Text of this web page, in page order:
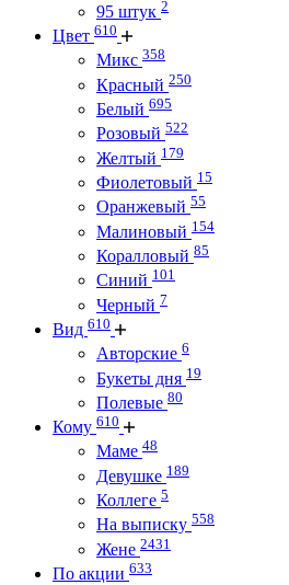
95 штук 2
Цвет 610
Микс 358
Красный 250
Белый 695
Розовый 522
Желтый 179
Фиолетовый 15
Оранжевый 55
Малиновый 154
Коралловый 85
Синий 101
Черный 7
Вид 610
Авторские 6
Букеты дня 19
Полевые 80
Кому 610
Маме 48
Девушке 189
Коллеге 5
На выписку 558
Жене 2431
По акции 633